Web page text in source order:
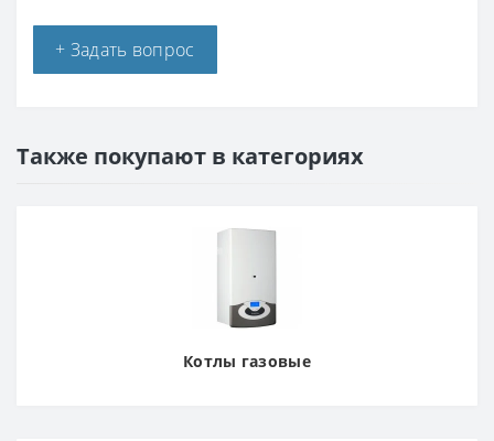
+ Задать вопрос
Также покупают в категориях
Котлы газовые